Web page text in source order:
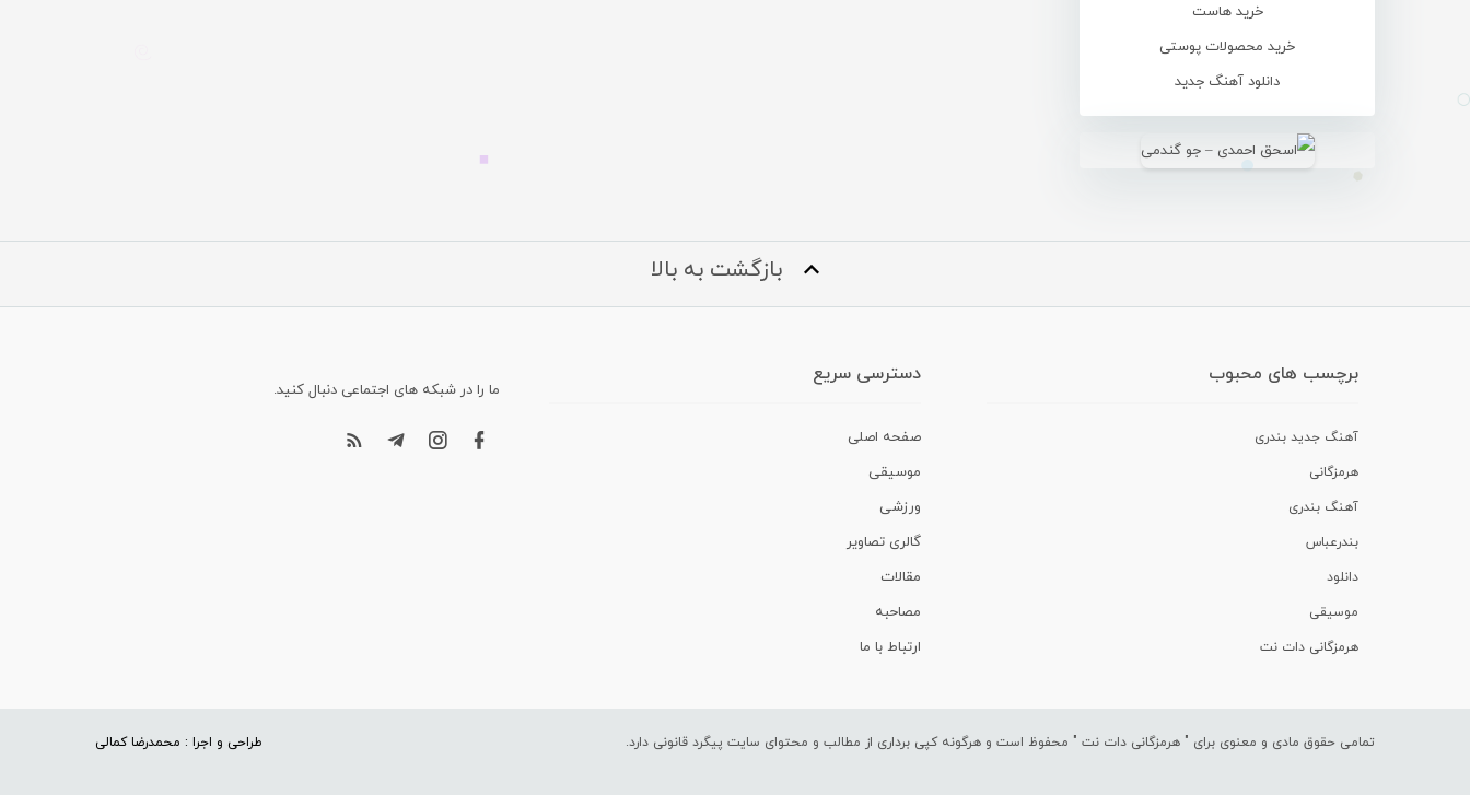
خرید هاست
خرید محصولات پوستی
دانلود آهنگ جدید
بازگشت به بالا
برچسب های محبوب
آهنگ جدید بندری
هرمزگانی
آهنگ بندری
بندرعباس
دانلود
موسیقی
هرمزگانی دات نت
دسترسی سریع
صفحه اصلی
موسیقی
ورزشی
گالری تصاویر
مقالات
مصاحبه
ارتباط با ما
ما را در شبکه های اجتماعی دنبال کنید.
تمامی حقوق مادی و معنوی برای " هرمزگانی دات نت " محفوظ است و هرگونه کپی برداری از مطالب و محتوای سایت پیگرد قانونی دارد. طراحی و اجرا : محمدرضا کمالی